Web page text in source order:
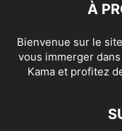
À
Bienvenue sur le
vous immerger
Kama et profitez